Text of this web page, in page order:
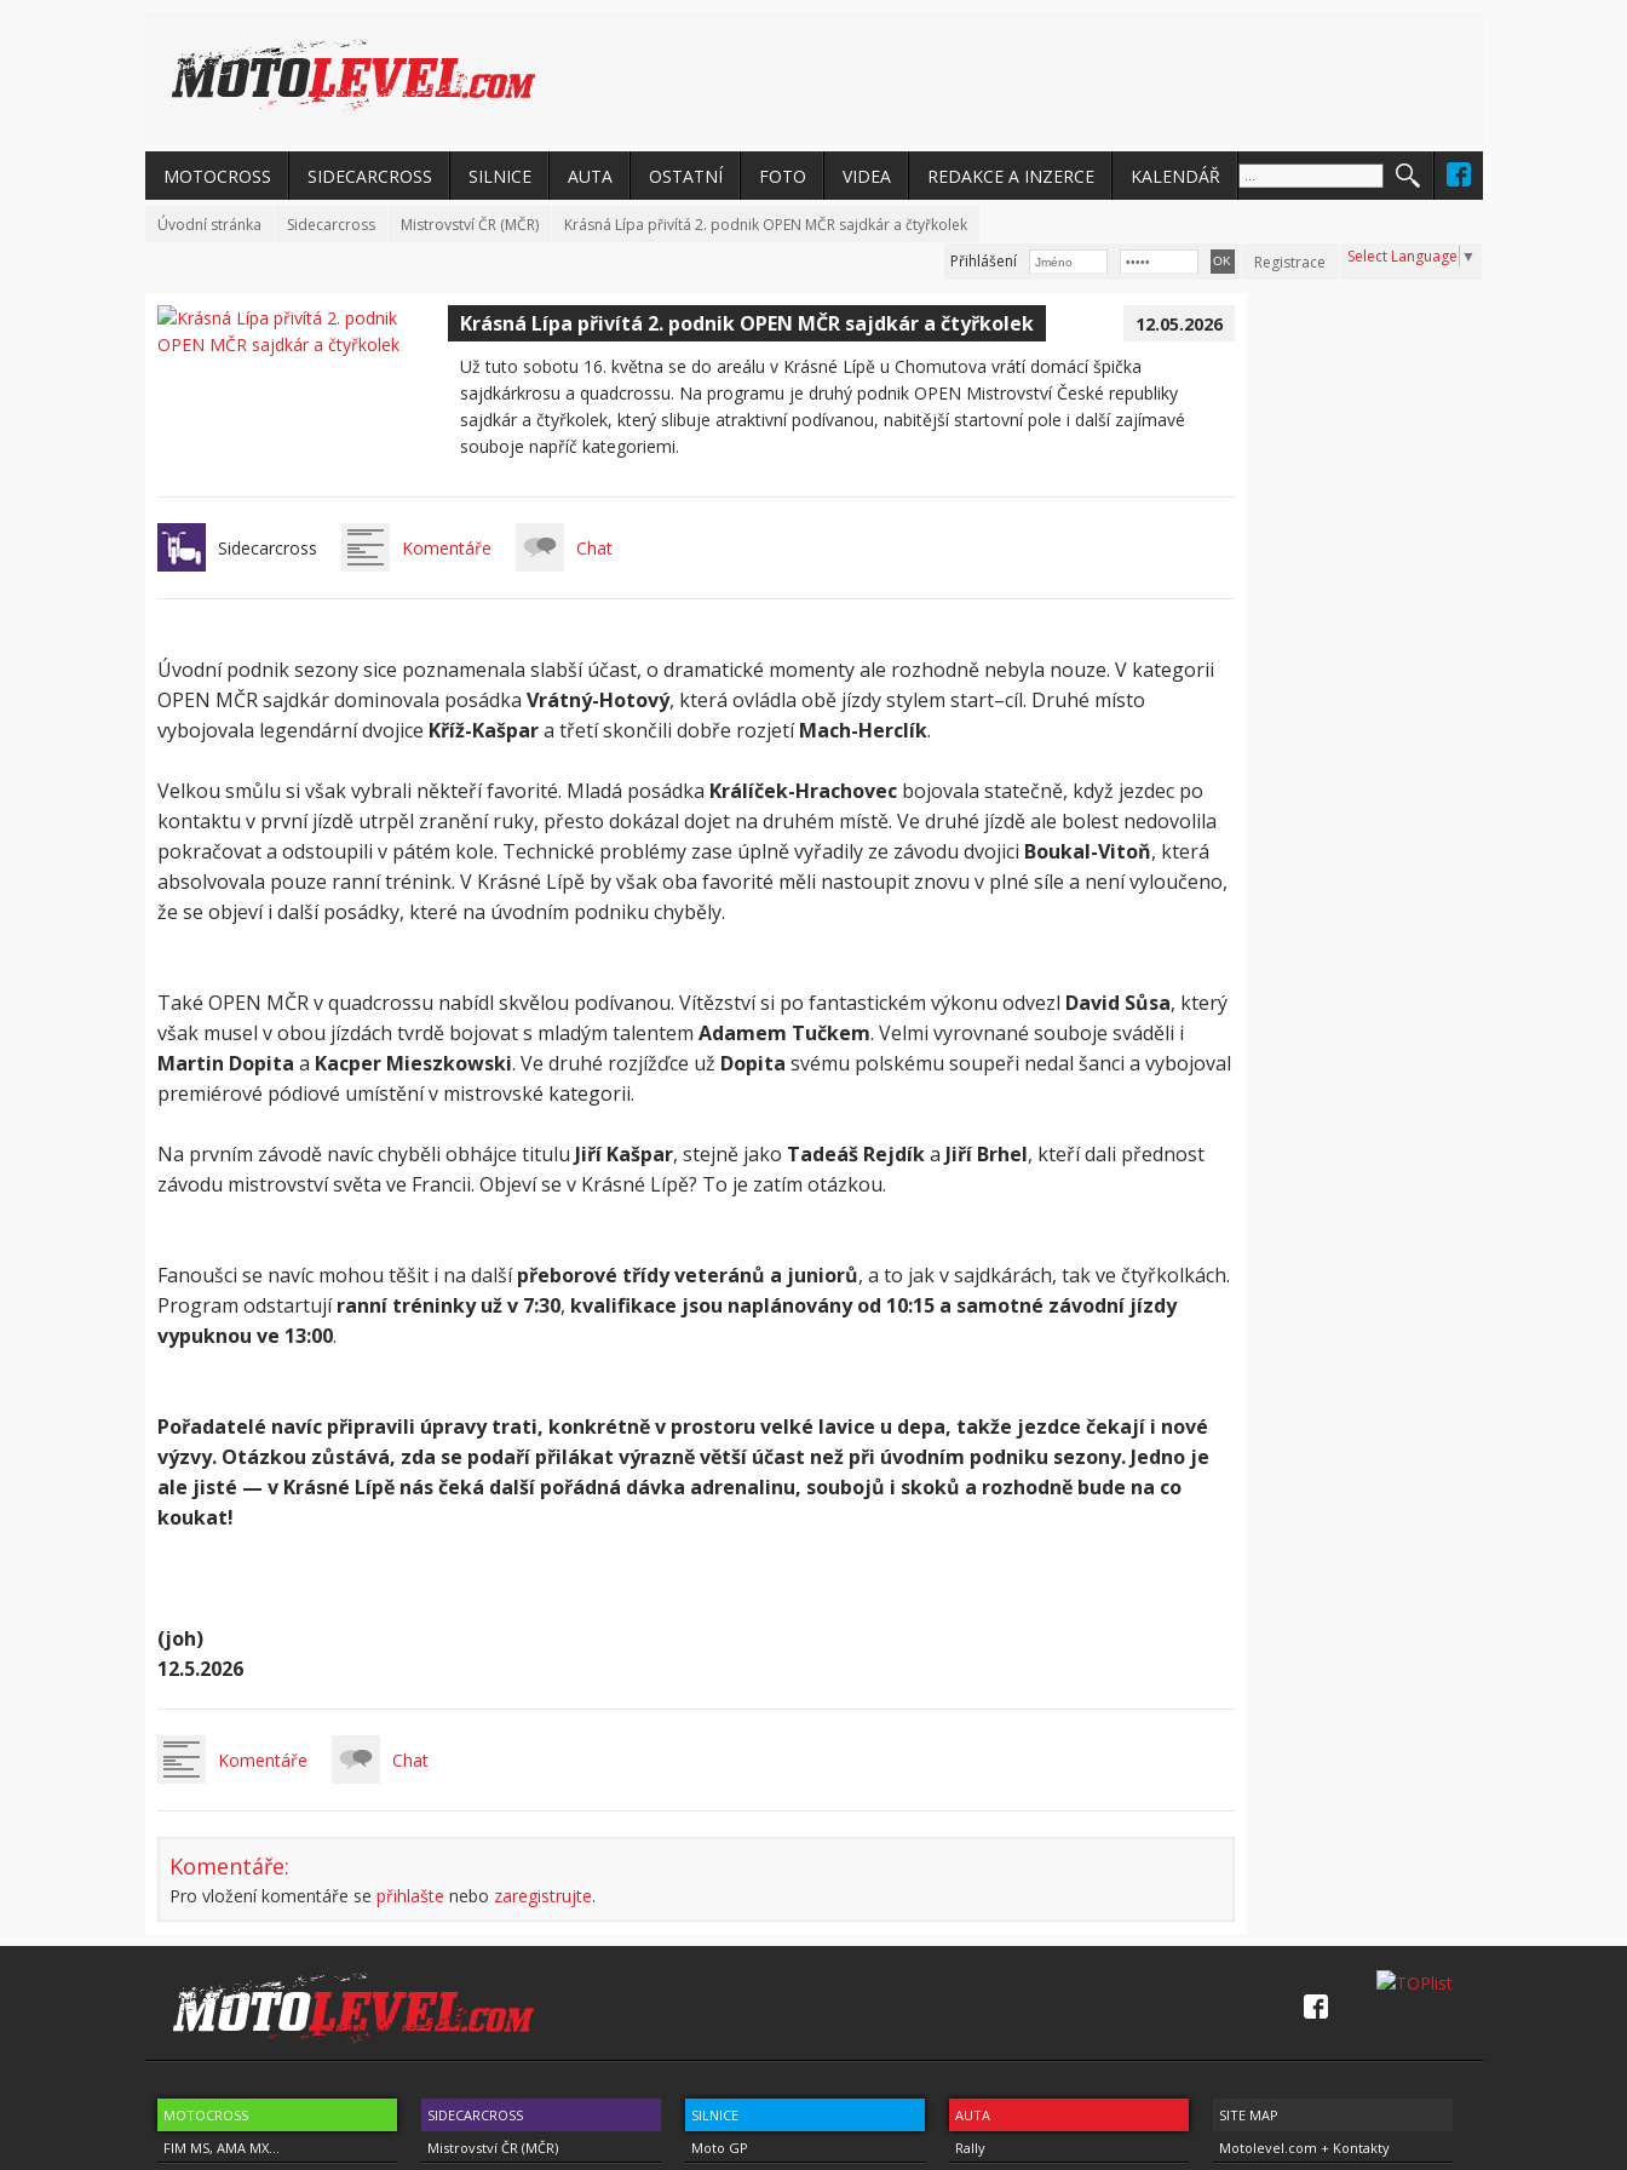
MOTOCROSS SIDECARCROSS SILNICE AUTA OSTATNÍ FOTO VIDEA REDAKCE A INZERCE KALENDÁŘ
Úvodní stránka Sidecarcross Mistrovství ČR (MČR)
Krásná Lípa přivítá 2. podnik OPEN MČR sajdkár a čtyřkolek
Přihlášení
Registrace Select Language ▼
Krásná Lípa přivítá 2. podnik OPEN MČR sajdkár a čtyřkolek
12.05.2026
Už tuto sobotu 16. května se do areálu v Krásné Lípě u Chomutova vrátí domácí špička
sajdkárkrosu a quadcrossu. Na programu je druhý podnik OPEN Mistrovství České republiky
sajdkár a čtyřkolek, který slibuje atraktivní podívanou, nabitější startovní pole i další zajímavé
souboje napříč kategoriemi.
Sidecarcross Komentáře Chat
Úvodní podnik sezony sice poznamenala slabší účast, o dramatické momenty ale rozhodně nebyla nouze. V kategorii
OPEN MČR sajdkár dominovala posádka Vrátný-Hotový, která ovládla obě jízdy stylem start–cíl. Druhé místo
vybojovala legendární dvojice Kříž-Kašpara třetí skončili dobře rozjetíMach-Herclík.
Velkou smůlu si však vybrali někteří favorité. Mladá posádka Králíček-Hrachovecbojovala statečně, když jezdec po
kontaktu v první jízdě utrpěl zranění ruky, přesto dokázal dojet na druhém místě. Ve druhé jízdě ale bolest nedovolila
pokračovat a odstoupili v pátém kole. Technické problémy zase úplně vyřadily ze závodu dvojici Boukal-Vitoň, která
absolvovala pouze ranní trénink. V Krásné Lípě by však oba favorité měli nastoupit znovu v plné síle a není vyloučeno,
že se objeví i další posádky, které na úvodním podniku chyběly.
Také OPEN MČR v quadcrossu nabídl skvělou podívanou. Vítězství si po fantastickém výkonu odvezl David Sůsa, který
však musel v obou jízdách tvrdě bojovat s mladým talentem Adamem Tučkem. Velmi vyrovnané souboje sváděli i
Martin Dopita a Kacper Mieszkowski. Ve druhé rozjížďce už Dopita svému polskému soupeři nedal šanci a vybojoval
premiérové pódiové umístění v mistrovské kategorii.
Na prvním závodě navíc chyběli obhájce titulu Jiří Kašpar, stejně jako Tadeáš Rejdíka Jiří Brhel, kteří dali přednost
závodu mistrovství světa ve Francii. Objeví se v Krásné Lípě? To je zatím otázkou.
Fanoušci se navíc mohou těšit i na dalšípřeborové třídy veteránů a juniorů, a to jak v sajdkárách, tak ve čtyřkolkách.
Program odstartujíranní tréninky už v 7:30, kvalifikace jsou naplánovány od 10:15 a samotné závodní jízdy
vypuknou ve 13:00.
Pořadatelé navíc připravili úpravy trati, konkrétně v prostoru velké lavice u depa, takže jezdce čekají i nové
výzvy. Otázkou zůstává, zda se podaří přilákat výrazně větší účast než při úvodním podniku sezony. Jedno je
ale jisté — v Krásné Lípě nás čeká další pořádná dávka adrenalinu, soubojů i skoků a rozhodně bude na co
koukat!
(joh)
12.5.2026
Komentáře Chat
Komentáře:
Pro vložení komentáře se přihlašte nebo zaregistrujte.
MOTOCROSS
FIM MS, AMA MX...
SIDECARCROSS
Mistrovství ČR (MČR)
SILNICE
Moto GP
AUTA
Rally
SITE MAP
Motolevel.com + Kontakty